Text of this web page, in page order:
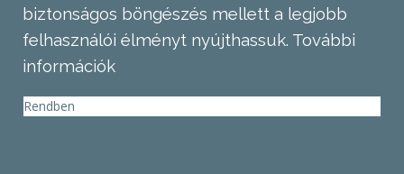
biztonságos böngészés mellett a legjobb
felhasználói élményt nyújthassuk. További
információk
Rendben